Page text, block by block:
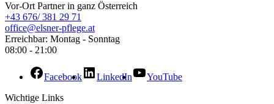
Vor-Ort Partner in ganz Österreich
+43 676/ 381 29 71
office@elsner-pflege.at
Erreichbar: Montag - Sonntag
08:00 - 21:00
Facebook LinkedIn
YouTube
Wichtige Links